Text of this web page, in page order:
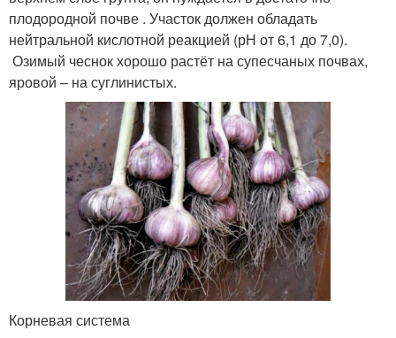
плодородной почве . Участок должен обладать
нейтральной кислотной реакцией (рН от 6,1 до 7,0).
Озимый чеснок хорошо растёт на супесчаных почвах,
яровой – на суглинистых.
Корневая система